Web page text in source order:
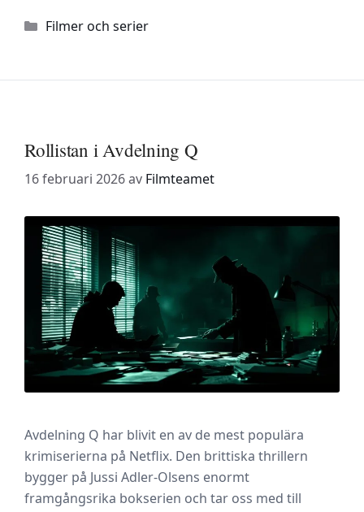
Kategorier
Filmer och serier
Rollistan i Avdelning Q
16 februari 2026av Filmteamet
Avdelning Q har blivit en av de mest populära
krimiserierna på Netflix. Den brittiska thrillern
bygger på Jussi Adler-Olsens enormt
framgångsrika bokserien och tar oss med till